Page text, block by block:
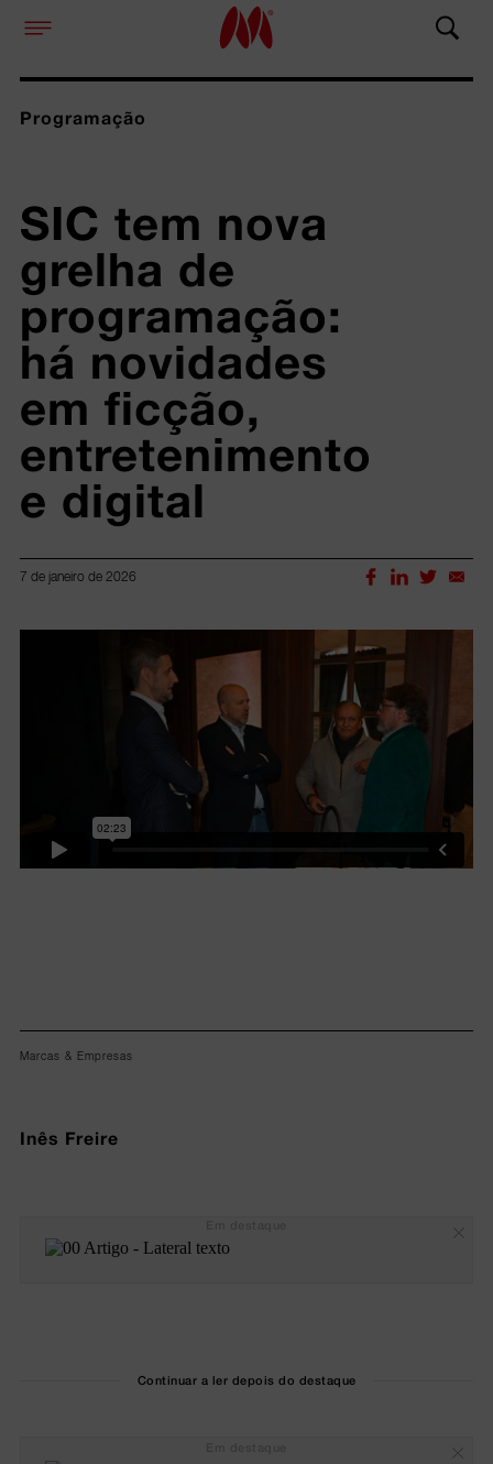
Programação
SIC tem nova
grelha de
programação:
há novidades
em ficção,
entretenimento
e digital
7 de janeiro de 2026
Lorem ipsum dolor sit amet, consectetur adipiscing elit.
Marcas & Empresas
Inês Freire
Continuar a ler depois do destaque